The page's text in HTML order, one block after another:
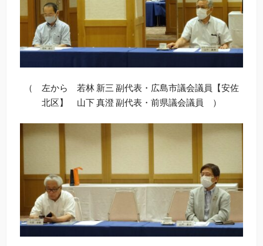
（ 左から 若林 新三 副代表・広島市議会議員【安佐
北区】 山下 真澄 副代表・前県議会議員 ）